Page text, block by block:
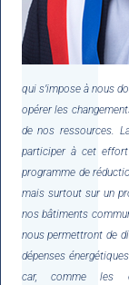
qui s’impose à nous
opérer les
de nos ressources.
participer à cet
programme de
mais surtout sur un
nos bâtiments
nous permettront de
dépenses
car, comme les